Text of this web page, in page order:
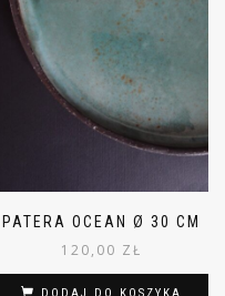
PATERA OCEAN Ø 30 CM
120,00 ZŁ
DODAJ DO KOSZYKA